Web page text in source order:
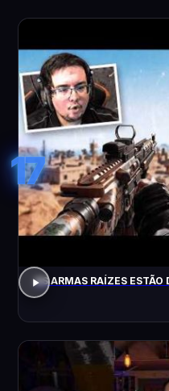
17
AS ARMAS RAÍZES ESTÃO